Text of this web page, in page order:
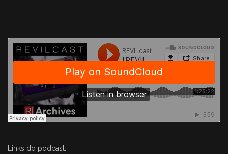
Links do podcast: